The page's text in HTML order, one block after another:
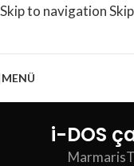
Skip to navigation
MENÜ
i-DOS